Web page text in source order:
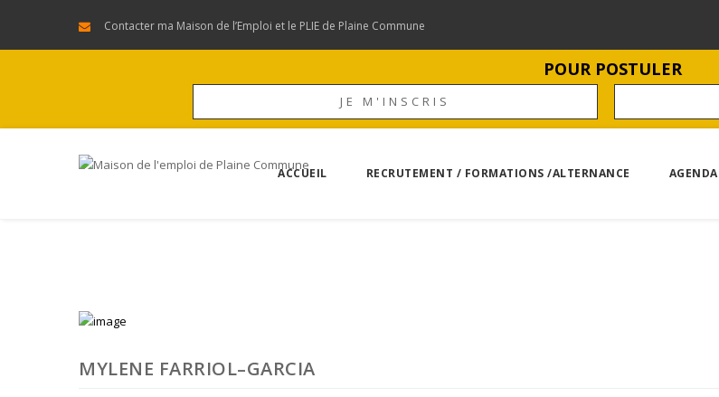
Contacter ma Maison de l’Emploi et le PLIE de Plaine Commune
POUR POSTULER
JE M'INSCRIS
ACCUEIL RECRUTEMENT / FORMATIONS /ALTERNANCE AGENDA
MYLENE FARRIOL–GARCIA